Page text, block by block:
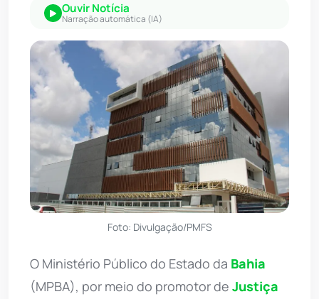
Ouvir Notícia
Narração automática (IA)
Foto: Divulgação/PMFS
O Ministério Público do Estado da Bahia
(MPBA), por meio do promotor de Justiça